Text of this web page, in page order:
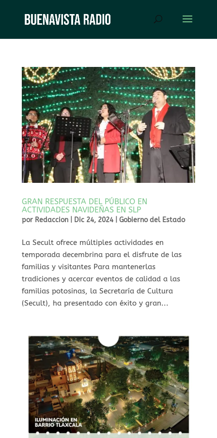
GRAN RESPUESTA DEL PÚBLICO EN
ACTIVIDADES NAVIDEÑAS EN SLP
por Redaccion| Dic 24, 2024| Gobierno del Estado
⁠La Secult ofrece múltiples actividades en
temporada decembrina para el disfrute de las
familias y visitantes Para mantenerlas
tradiciones y acercar eventos de calidad a las
familias potosinas, la Secretaría de Cultura
(Secult), ha presentado con éxito y gran...